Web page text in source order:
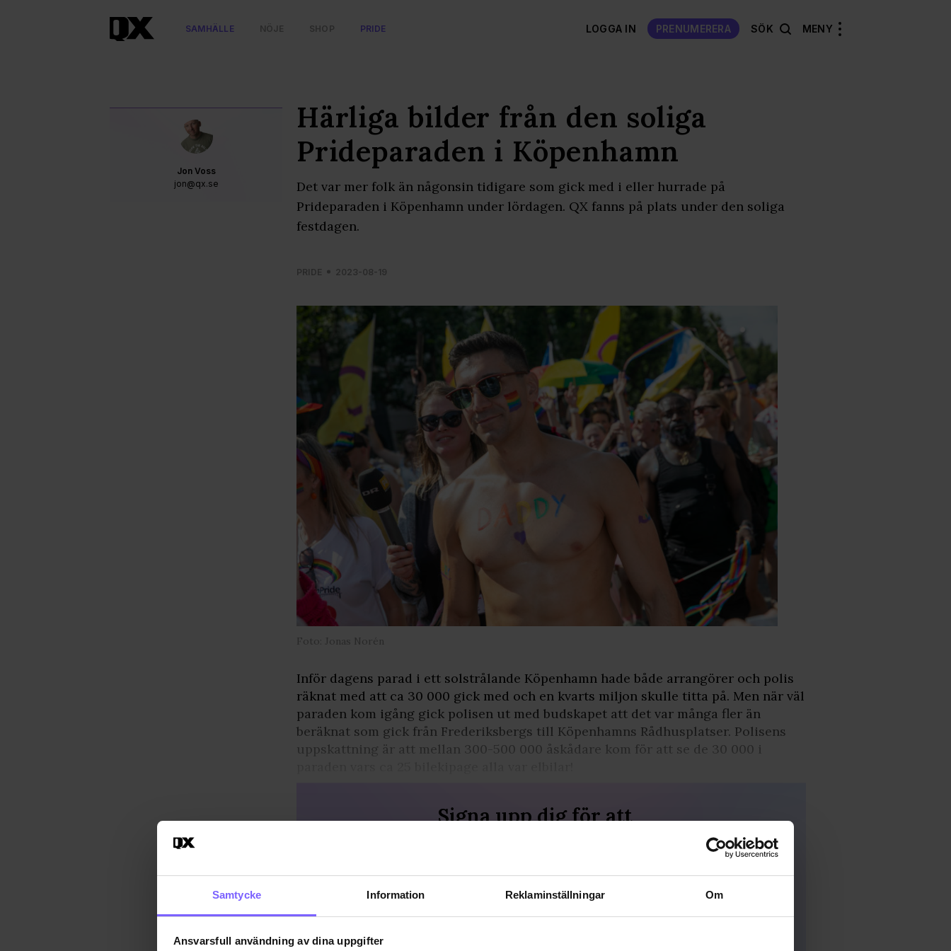
Samtycke Information Reklaminställningar Om
Ansvarsfull användning av dina uppgifter
SAMHÄLLE NÖJE SHOP PRIDE LOGGA IN PRENUMERERA SÖK MENY
Jon Voss
jon@qx.se
Härliga bilder från den soliga
Prideparaden i Köpenhamn
Det var mer folk än någonsin tidigare som gick med i eller hurrade på
Prideparaden i Köpenhamn under lördagen. QX fanns på plats under den soliga
festdagen.
PRIDE 2023-08-19
Foto: Jonas Norén
Inför dagens parad i ett solstrålande Köpenhamn hade både arrangörer och polis
räknat med att ca 30 000 gick med och en kvarts miljon skulle titta på. Men när väl
paraden kom igång gick polisen ut med budskapet att det var många fler än
beräknat som gick från Frederiksbergs till Köpenhamns Rådhusplatser. Polisens
uppskattning är att mellan 300-500 000 åskådare kom för att se de 30 000 i
Signa upp dig för att
du får dessutom våra nyhetsbrev.